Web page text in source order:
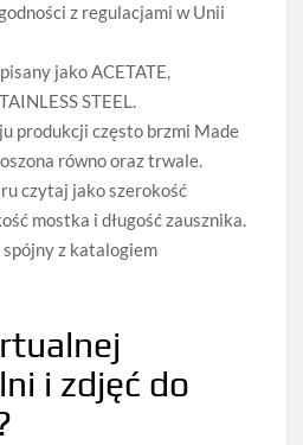
z regulacjami w Unii
jako ACETATE,
STEEL.
produkcji często brzmi Made
równo oraz trwale.
czytaj jako szerokość
mostka i długość zausznika.
z katalogiem
i zdjęć do